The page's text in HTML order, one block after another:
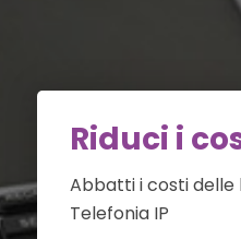
Riduci i
Abbatti i costi
Telefonia IP